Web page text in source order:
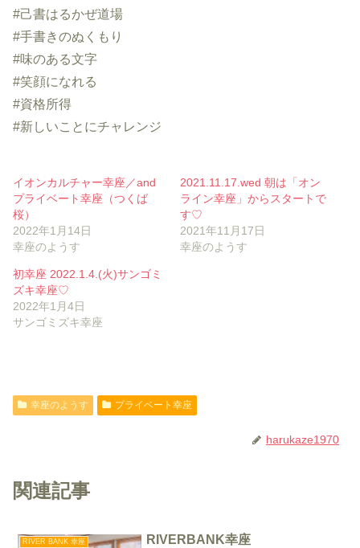
#己書はるかぜ道場
#手書きのぬくもり
#味のある文字
#笑顔になれる
#資格所得
#新しいことにチャレンジ
イオンカルチャー幸座／and
プライベート幸座（つくば
桜）
2022年1月14日
幸座のようす
2021.11.17.wed 朝は「オン
ライン幸座」からスタートで
す♡
2021年11月17日
幸座のようす
初幸座 2022.1.4.(火)サンゴミ
ズキ幸座♡
2022年1月4日
サンゴミズキ幸座
幸座のようす プライベート幸座
harukaze1970
関連記事
RIVER BANK 幸座
RIVERBANK幸座